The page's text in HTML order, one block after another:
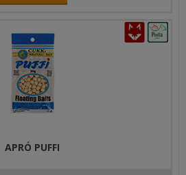
APRÓ PUFFI